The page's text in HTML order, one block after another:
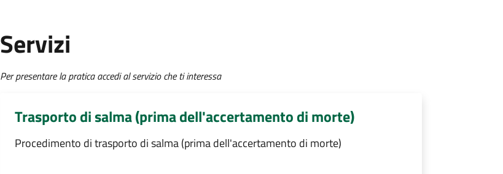
Servizi
Per presentare la pratica accedi al servizio che ti interessa
Trasporto di salma (prima dell'accertamento di morte)
Procedimento di trasporto di salma (prima dell'accertamento di morte)